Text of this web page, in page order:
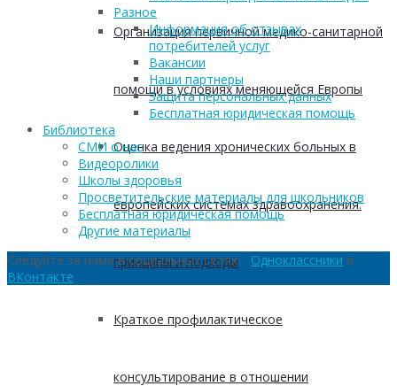
Организация первичной медико-санитарной
помощи в условиях меняющейся Европы
Оценка ведения хронических больных в
европейских системах здравоохранения:
принципы и подходы
Краткое профилактическое
консультирование в отношении
Разное
Информация об отзывах
потребителей услуг
Вакансии
Наши партнеры
Защита персональных данных
Бесплатная юридическая помощь
Библиотека
СМИ о нас
Видеоролики
Школы здоровья
Просветительские материалы для школьников
Бесплатная юридическая помощь
Другие материалы
Следуйте за нами в социальных сетях: Одноклассники и
ВКонтакте